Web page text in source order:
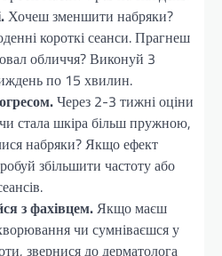
Хочеш зменшити набряки?
короткі сеанси. Прагнеш
обличчя? Виконуй 3
по 15 хвилин.
Через 2-3 тижні оціни
чи стала шкіра більш пружною,
набряки? Якщо ефект
збільшити частоту або
з фахівцем.Якщо маєш
чи сумніваєшся у
звернися до дерматолога